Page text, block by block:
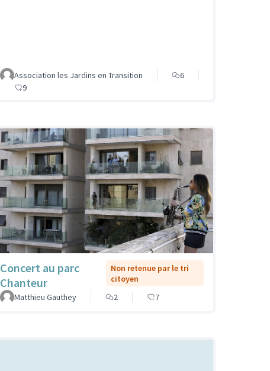
Association les Jardins en Transition
6
9
Concert au parc
Chanteur
Non retenue par le tri
citoyen
Matthieu Gauthey
2 7